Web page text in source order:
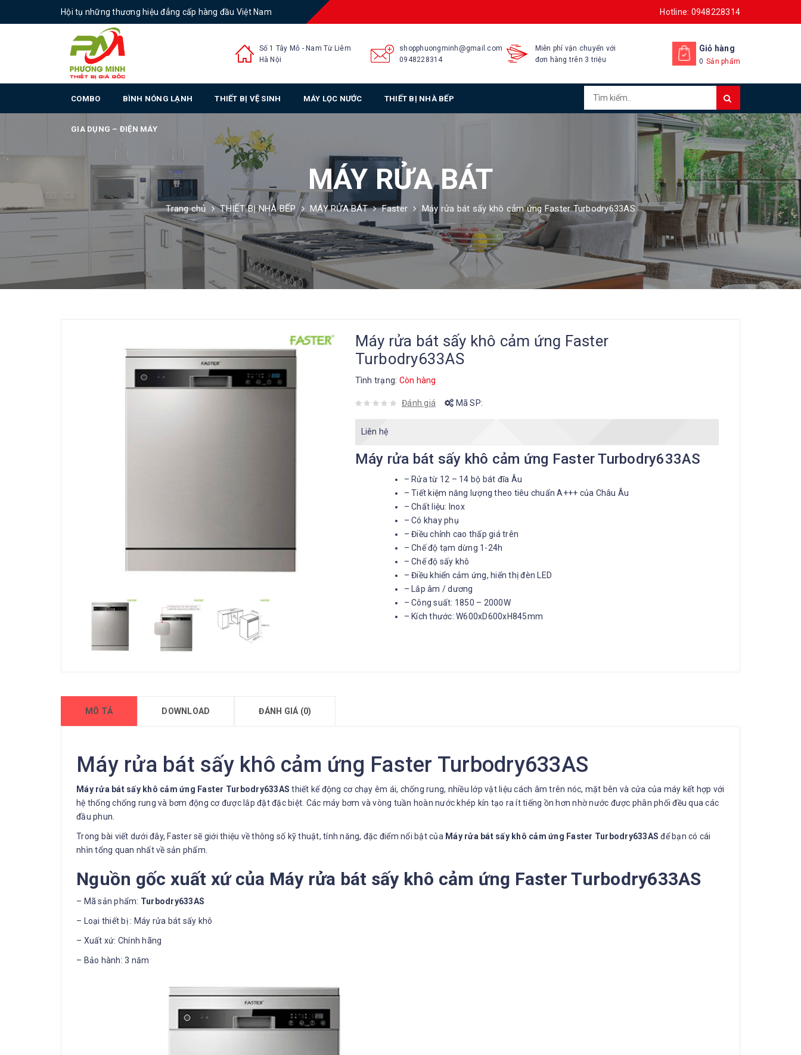
Hội tụ những thương hiệu đẳng cấp hàng đầu Việt Nam Hotline: 0948228314
Số 1 Tây Mỗ - Nam Từ Liêm
Hà Nội
shopphuongminh@gmail.com
0948228314
Miễn phí vận chuyển với
đơn hàng trên 3 triệu
Giỏ hàng
0 Sản phẩm
COMBO BÌNH NÓNG LẠNH THIẾT BỊ VỆ SINH MÁY LỌC NƯỚC THIẾT BỊ NHÀ BẾP
GIA DỤNG – ĐIỆN MÁY
MÁY RỬA BÁT
Trang chủ THIẾT BỊ NHÀ BẾP MÁY RỬA BÁT Faster Máy rửa bát sấy khô cảm ứng Faster Turbodry633AS
Máy rửa bát sấy khô cảm ứng Faster
Turbodry633AS
Tình trạng: Còn hàng
Đánh giá Mã SP:
Liên hệ
Máy rửa bát sấy khô cảm ứng Faster Turbodry633AS
– Rửa từ 12 – 14 bộ bát đĩa Âu
– Tiết kiệm năng lượng theo tiêu chuẩn A+++ của Châu Âu
– Chất liệu: Inox
– Có khay phụ
– Điều chỉnh cao thấp giá trên
– Chế độ tạm dừng 1-24h
– Chế độ sấy khô
– Điều khiển cảm ứng, hiển thị đèn LED
– Lắp âm / dương
– Công suất: 1850 – 2000W
– Kích thước: W600xD600xH845mm
MÔ TẢ DOWNLOAD ĐÁNH GIÁ (0)
Máy rửa bát sấy khô cảm ứng Faster Turbodry633AS
Máy rửa bát sấy khô cảm ứng Faster Turbodry633AS thiết kế động cơ chạy êm ái, chống rung, nhiều lớp vật liệu cách âm trên nóc, mặt bên và cửa của máy kết hợp với
hệ thống chống rung và bơm động cơ được lắp đặt đặc biệt. Các máy bơm và vòng tuần hoàn nước khép kín tạo ra ít tiếng ồn hơn nhờ nước được phân phối đều qua các
đầu phun.
Trong bài viết dưới đây, Faster sẽ giới thiệu về thông số kỹ thuật, tính năng, đặc điểm nổi bật của Máy rửa bát sấy khô cảm ứng Faster Turbodry633AS để bạn có cái
nhìn tổng quan nhất về sản phẩm.
Nguồn gốc xuất xứ của Máy rửa bát sấy khô cảm ứng Faster Turbodry633AS
– Mã sản phẩm: Turbodry633AS
– Loại thiết bị : Máy rửa bát sấy khô
– Xuất xứ: Chính hãng
– Bảo hành: 3 năm